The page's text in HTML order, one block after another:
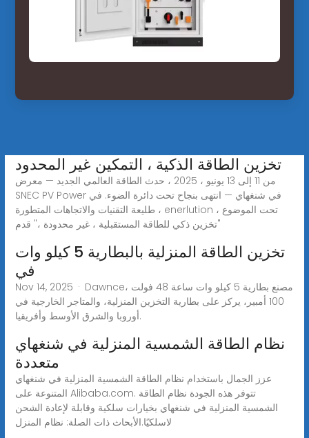
تخزين الطاقة الذكية ، التمكين غير المحدود
من 11 إلى 13 يونيو ، 2025 ، حدث الطاقة العالمي الجديد — معرض
SNEC PV Power في شنغهاي — انتهى بنجاح تحت دائرة الضوء. في
طليعة التقنيات والاتجاهات المتطورة ، enerlution ، تحت الموضوع
"تخزين ذكي للطاقة المستقبلية ، غير محدودة ،" قدم
تخزين الطاقة المنزلية بالبطارية 5 كيلو وات
في
Nov 14, 2025 · Dawnce، مصنع بطارية 5 كيلو وات ساعة 48 فولت
100 أمبير، يركز على بطارية التخزين المنزلية، والمتاجر الخارجية في
أوروبا والشرق الأوسط وأفريقيا.
نظام الطاقة الشمسية المنزلية في شنغهاي
متعددة
عزز الجمال باستخدام نظام الطاقة الشمسية المنزلية في شنغهاي
المتنوعة على Alibaba.com. تتوفر هذه الجودة نظام الطاقة
الشمسية المنزلية في شنغهاي بخيارات سلكية وقابلة لإعادة الشحن
لاسلكيًا.الأبحاث ذات الصلة: نظام المنزل